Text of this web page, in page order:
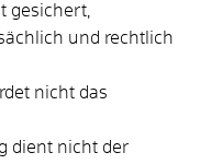
gesichert,
und rechtlich
nicht das
dient nicht der